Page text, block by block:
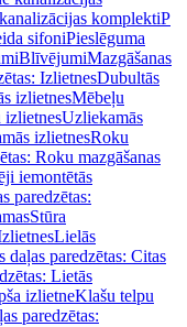
komplektiP
sifoniPieslēguma
BlīvējumiMazgāšanas
IzlietnesDubultās
izlietnesMēbeļu
izlietnesUzliekamās
izlietnesRoku
Roku mazgāšanas
iemontētās
paredzētas:
Stūra
Lielās
daļas paredzētas: Citas
Lietās
izlietneKlašu telpu
paredzētas: